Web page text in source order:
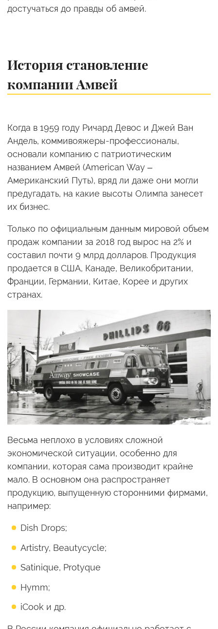
достучаться до правды об амвей.
История становление
компании Амвей
Когда в 1959 году Ричард Девос и Джей Ван
Андель, коммивояжеры-профессионалы,
основали компанию с патриотическим
названием Амвей (American Way –
Американский Путь), вряд ли даже они могли
предугадать, на какие высоты Олимпа занесет
их бизнес.
Только по официальным данным мировой объем
продаж компании за 2018 год вырос на 2% и
составил почти 9 млрд долларов. Продукция
продается в США, Канаде, Великобритании,
Франции, Германии, Китае, Корее и других
странах.
Весьма неплохо в условиях сложной
экономической ситуации, особенно для
компании, которая сама производит крайне
мало. В основном она распространяет
продукцию, выпущенную сторонними фирмами,
например:
Dish Drops;
Artistry, Beautycycle;
Satinique, Protyque
Hymm;
iCook и др.